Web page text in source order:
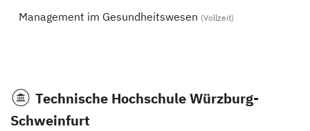
Management im Gesundheitswesen (Vollzeit)
Technische Hochschule Würzburg-
Schweinfurt